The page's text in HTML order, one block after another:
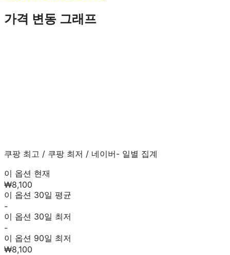
가격 변동 그래프
쿠팡 최고 / 쿠팡 최저 / 네이버- 일별 집계
이 옵션 현재
₩8,100
이 옵션 30일 평균
-
이 옵션 30일 최저
-
이 옵션 90일 최저
₩8,100